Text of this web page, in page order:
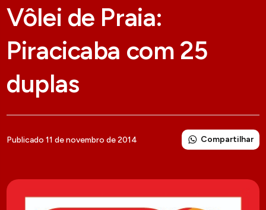
Vôlei de Praia:
Piracicaba com 25
duplas
Publicado 11 de novembro de 2014 Compartilhar